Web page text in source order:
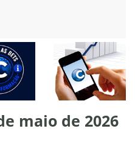
maio de 2026